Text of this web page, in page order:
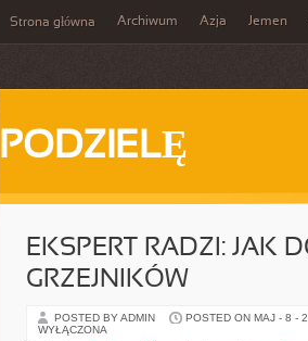
Strona główna Archiwum Azja Jemen
PODZIELĘ
EKSPERT RADZI: JAK
GRZEJNIKÓW
POSTED BY ADMIN POSTED ON MAJ - 8 -
WYŁĄCZONA